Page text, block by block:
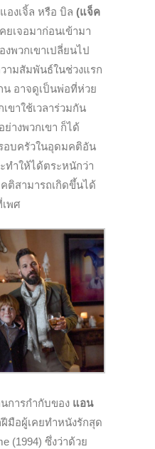
องเจิ้ล หรือ บิล (แจ็ค
ยเจอมาก่อนเข้ามา
พวกเขาเปลี่ยนไป
ามสัมพันธ์ในช่วงแรก
น อาจดูเป็นพ่อที่ห่วย
ขาใช้เวลาร่วมกัน
างพวกเขา ก็ได้
อบครัวในอุดมคติอัน
ทำให้ได้ตระหนักว่า
ติสามารถเกิดขึ้นได้
พศ
การกำกับของ แอน
มือผู้เคยทำหนังรักสุด
(1994) ซึ่งว่าด้วย